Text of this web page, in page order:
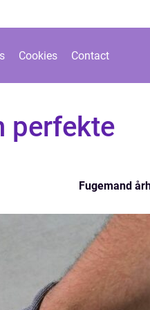
Cookies Contact
perfekte
Fugemand